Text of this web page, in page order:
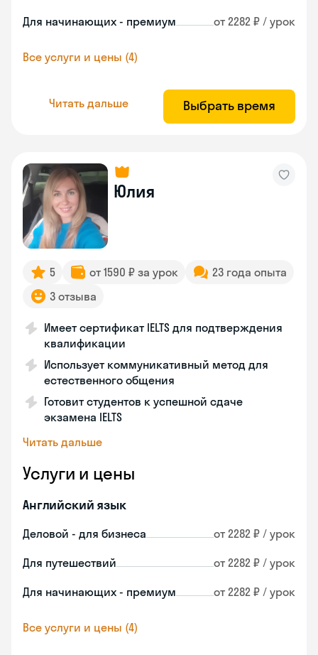
Для начинающих - премиум от 2282 ₽ / урок
Все услуги и цены (4)
Читать дальше Выбрать время
Юлия
5 от 1590 ₽ за урок
23 года опыта
3 отзыва
Имеет сертификат IELTS для подтверждения
квалификации
Использует коммуникативный метод для
естественного общения
Готовит студентов к успешной сдаче
экзамена IELTS
Читать дальше
Услуги и цены
Английский язык
Деловой - для бизнеса от 2282 ₽ / урок
Для путешествий от 2282 ₽ / урок
Для начинающих - премиум от 2282 ₽ / урок
Все услуги и цены (4)